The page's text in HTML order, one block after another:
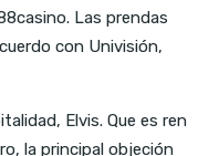
Las prendas
con Univisión,
Elvis. Que es ren
la principal objeción